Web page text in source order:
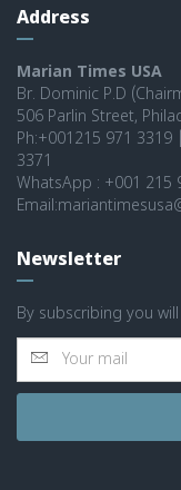
Address
Marian Times USA
Br. Dominic P.D
506 Parlin Street,
Ph:+001215 971
3371
WhatsApp : +001 215
Newsletter
By subscribing you